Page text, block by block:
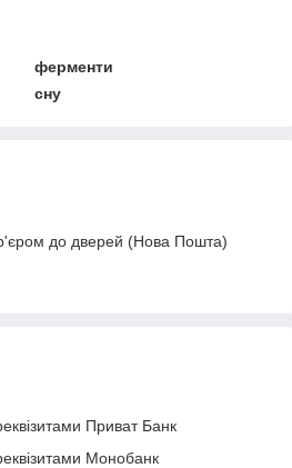
ферменти
сну
до дверей (Нова Пошта)
Приват Банк
Монобанк